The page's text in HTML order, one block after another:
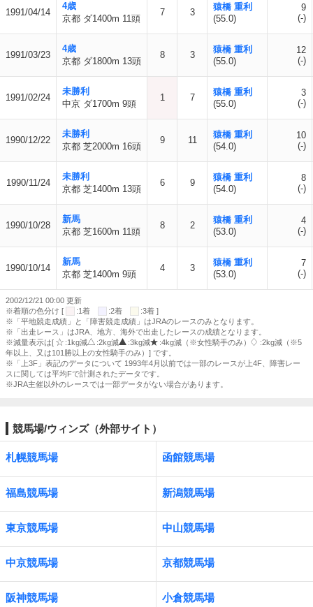
1991/04/14
4歳
京都 ダ1400m 11頭
7 3
猿橋 重利
(55.0)
9
(-)
1991/03/23
4歳
京都 ダ1800m 13頭
8 3
猿橋 重利
(55.0)
12
(-)
1991/02/24
未勝利
中京 ダ1700m 9頭
1 7
猿橋 重利
(55.0)
3
(-)
1990/12/22
未勝利
京都 芝2000m 16頭
9 11
猿橋 重利
(54.0)
10
(-)
1990/11/24
未勝利
京都 芝1400m 13頭
6 9
猿橋 重利
(54.0)
8
(-)
1990/10/28
新馬
京都 芝1600m 11頭
8 2
猿橋 重利
(53.0)
4
(-)
1990/10/14
新馬
京都 芝1400m 9頭
4 3
猿橋 重利
(53.0)
7
(-)
2002/12/21 00:00 更新
※着順の色分け [
:1着 :2着
:3着 ]
※「平地競走成績」と「障害競走成績」はJRAのレースのみとなります。
※「出走レース」はJRA、地方、海外で出走したレースの成績となります。
※減量表示は[
:1kg減 :2kg減 :3kg減 :4kg減（※女性騎手のみ）
:2kg減（※5
年以上、又は101勝以上の女性騎手のみ）] です。
※「上3F」表記のデータについて 1993年4月以前では一部のレースが上4F、障害レー
スに関しては平均Fで計測されたデータです。
※JRA主催以外のレースでは一部データがない場合があります。
競馬場/ウィンズ（外部サイト）
札幌競馬場 函館競馬場
福島競馬場 新潟競馬場
東京競馬場 中山競馬場
中京競馬場 京都競馬場
阪神競馬場 小倉競馬場